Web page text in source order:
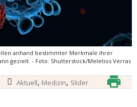
anhand bestimmter Merkmale ihrer
gezielt. - Foto: Shutterstock/Meletios Verras
Aktuell, Medizin, Slider